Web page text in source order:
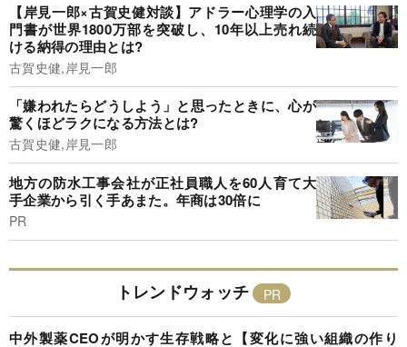
【岸見一郎×古賀史健対談】アドラー心理学の入
門書が世界1800万部を突破し、10年以上売れ続
ける納得の理由とは?
古賀史健,岸見一郎
「嫌われたらどうしよう」と思ったときに、心が
驚くほどラクになる方法とは?
古賀史健,岸見一郎
地方の防水工事会社が正社員職人を60人育て大
手企業から引く手あまた。年商は30倍に
PR
トレンドウォッチ
中外製薬CEOが明かす生存戦略と【変化に強い組織の作り